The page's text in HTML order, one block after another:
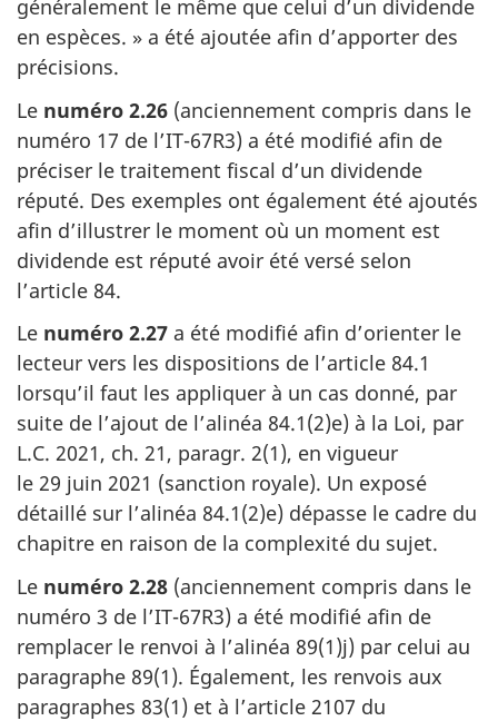
généralement le même que celui d’un dividende
en espèces. » a été ajoutée afin d’apporter des
précisions.
Le numéro 2.26 (anciennement compris dans le
numéro 17 de l’IT-67R3) a été modifié afin de
préciser le traitement fiscal d’un dividende
réputé. Des exemples ont également été ajoutés
afin d’illustrer le moment où un moment est
dividende est réputé avoir été versé selon
l’article 84.
Le numéro 2.27 a été modifié afin d’orienter le
lecteur vers les dispositions de l’article 84.1
lorsqu’il faut les appliquer à un cas donné, par
suite de l’ajout de l’alinéa 84.1(2)e) à la Loi, par
L.C. 2021, ch. 21, paragr. 2(1), en vigueur
le 29 juin 2021 (sanction royale). Un exposé
détaillé sur l’alinéa 84.1(2)e) dépasse le cadre du
chapitre en raison de la complexité du sujet.
Le numéro 2.28 (anciennement compris dans le
numéro 3 de l’IT-67R3) a été modifié afin de
remplacer le renvoi à l’alinéa 89(1)j) par celui au
paragraphe 89(1). Également, les renvois aux
paragraphes 83(1) et à l’article 2107 du